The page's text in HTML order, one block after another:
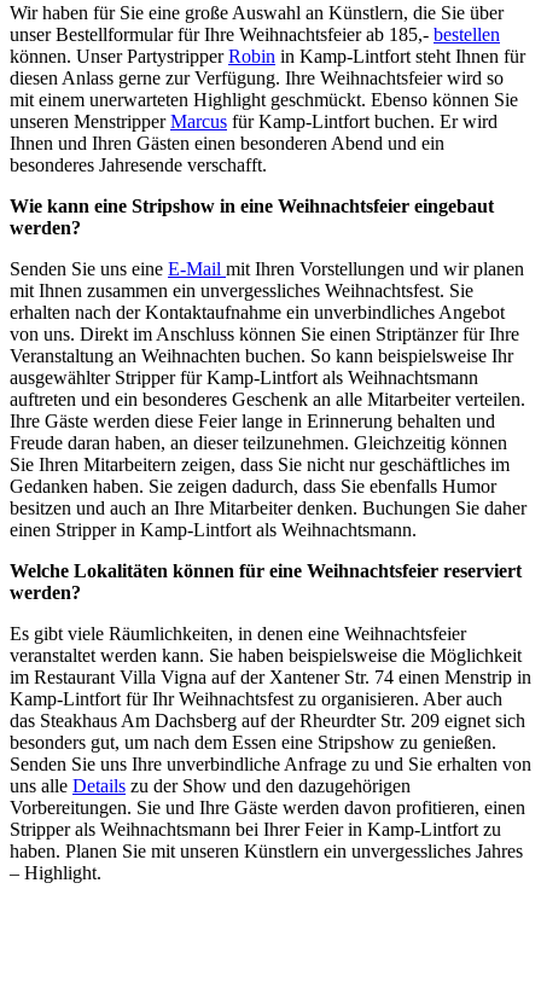
Wir haben für Sie eine große Auswahl an Künstlern, die Sie über
unser Bestellformular für Ihre Weihnachtsfeier ab 185,- bestellen
können. Unser PartystripperRobin in Kamp-Lintfort steht Ihnen für
diesen Anlass gerne zur Verfügung. Ihre Weihnachtsfeier wird so
mit einem unerwarteten Highlight geschmückt. Ebenso können Sie
unseren MenstripperMarcus für Kamp-Lintfort buchen. Er wird
Ihnen und Ihren Gästen einen besonderen Abend und ein
besonderes Jahresende verschafft.
Wie kann eine Stripshow in eine Weihnachtsfeier eingebaut
werden?
Senden Sie uns eine E-Mail mit Ihren Vorstellungen und wir planen
mit Ihnen zusammen ein unvergessliches Weihnachtsfest. Sie
erhalten nach der Kontaktaufnahme ein unverbindliches Angebot
von uns. Direkt im Anschluss können Sie einen Striptänzer für Ihre
Veranstaltung an Weihnachten buchen. So kann beispielsweise Ihr
ausgewählter Stripper für Kamp-Lintfort als Weihnachtsmann
auftreten und ein besonderes Geschenk an alle Mitarbeiter verteilen.
Ihre Gäste werden diese Feier lange in Erinnerung behalten und
Freude daran haben, an dieser teilzunehmen. Gleichzeitig können
Sie Ihren Mitarbeitern zeigen, dass Sie nicht nur geschäftliches im
Gedanken haben. Sie zeigen dadurch, dass Sie ebenfalls Humor
besitzen und auch an Ihre Mitarbeiter denken. Buchungen Sie daher
einen Stripper in Kamp-Lintfort als Weihnachtsmann.
Welche Lokalitäten können für eine Weihnachtsfeier reserviert
werden?
Es gibt viele Räumlichkeiten, in denen eine Weihnachtsfeier
veranstaltet werden kann. Sie haben beispielsweise die Möglichkeit
im Restaurant Villa Vigna auf der Xantener Str. 74 einen Menstrip in
Kamp-Lintfort für Ihr Weihnachtsfest zu organisieren. Aber auch
das Steakhaus Am Dachsberg auf derRheurdter Str. 209 eignet sich
besonders gut, um nach dem Essen eine Stripshow zu genießen.
Senden Sie uns Ihre unverbindliche Anfrage zu und Sie erhalten von
uns alle Details zu der Show und den dazugehörigen
Vorbereitungen. Sie und Ihre Gäste werden davon profitieren, einen
Stripper als Weihnachtsmann bei Ihrer Feier in Kamp-Lintfort zu
haben. Planen Sie mit unseren Künstlern ein unvergessliches Jahres
– Highlight.